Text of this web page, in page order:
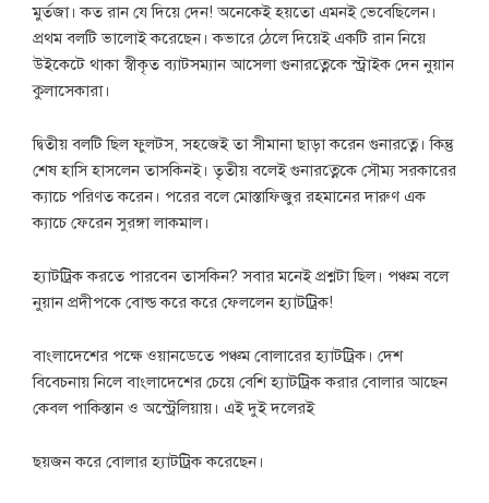
মুর্তজা। কত রান যে দিয়ে দেন! অনেকেই হয়তো এমনই ভেবেছিলেন।
প্রথম বলটি ভালোই করেছেন। কভারে ঠেলে দিয়েই একটি রান নিয়ে
উইকেটে থাকা স্বীকৃত ব্যাটসম্যান আসেলা গুনারত্নেকে স্ট্রাইক দেন নুয়ান
কুলাসেকারা।
দ্বিতীয় বলটি ছিল ফুলটস, সহজেই তা সীমানা ছাড়া করেন গুনারত্নে। কিন্তু
শেষ হাসি হাসলেন তাসকিনই। তৃতীয় বলেই গুনারত্নেকে সৌম্য সরকারের
ক্যাচে পরিণত করেন। পরের বলে মোস্তাফিজুর রহমানের দারুণ এক
ক্যাচে ফেরেন সুরঙ্গা লাকমাল।
হ্যাটট্রিক করতে পারবেন তাসকিন? সবার মনেই প্রশ্নটা ছিল। পঞ্চম বলে
নুয়ান প্রদীপকে বোল্ড করে করে ফেললেন হ্যাটট্রিক!
বাংলাদেশের পক্ষে ওয়ানডেতে পঞ্চম বোলারের হ্যাটট্রিক। দেশ
বিবেচনায় নিলে বাংলাদেশের চেয়ে বেশি হ্যাটট্রিক করার বোলার আছেন
কেবল পাকিস্তান ও অস্ট্রেলিয়ায়। এই দুই দলেরই
ছয়জন করে বোলার হ্যাটট্রিক করেছেন।